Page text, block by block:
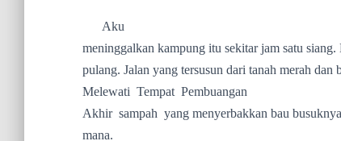
Aku
meninggalkan kampung itu sekitar jam satu
pulang. Jalan yang tersusun dari tanah merah dan
Melewati Tempat Pembuangan
Akhir sampah yang menyerbakkan bau
mana.